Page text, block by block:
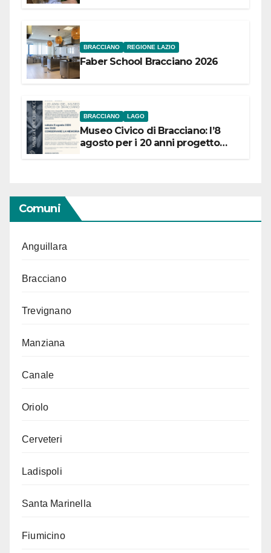
BRACCIANO REGIONE LAZIO
Faber School Bracciano 2026
BRACCIANO LAGO
Museo Civico di Bracciano: l’8
agosto per i 20 anni progetto
Comuni
Anguillara
Bracciano
Trevignano
Manziana
Canale
Oriolo
Cerveteri
Ladispoli
Santa Marinella
Fiumicino